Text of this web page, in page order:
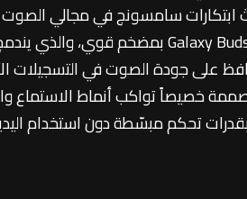
ابتكارات سامسونج في مجالي
على جودة الصوت في
خصيصاً تواكب أنماط الاستماع
تحكم مبسّطة دون استخدام